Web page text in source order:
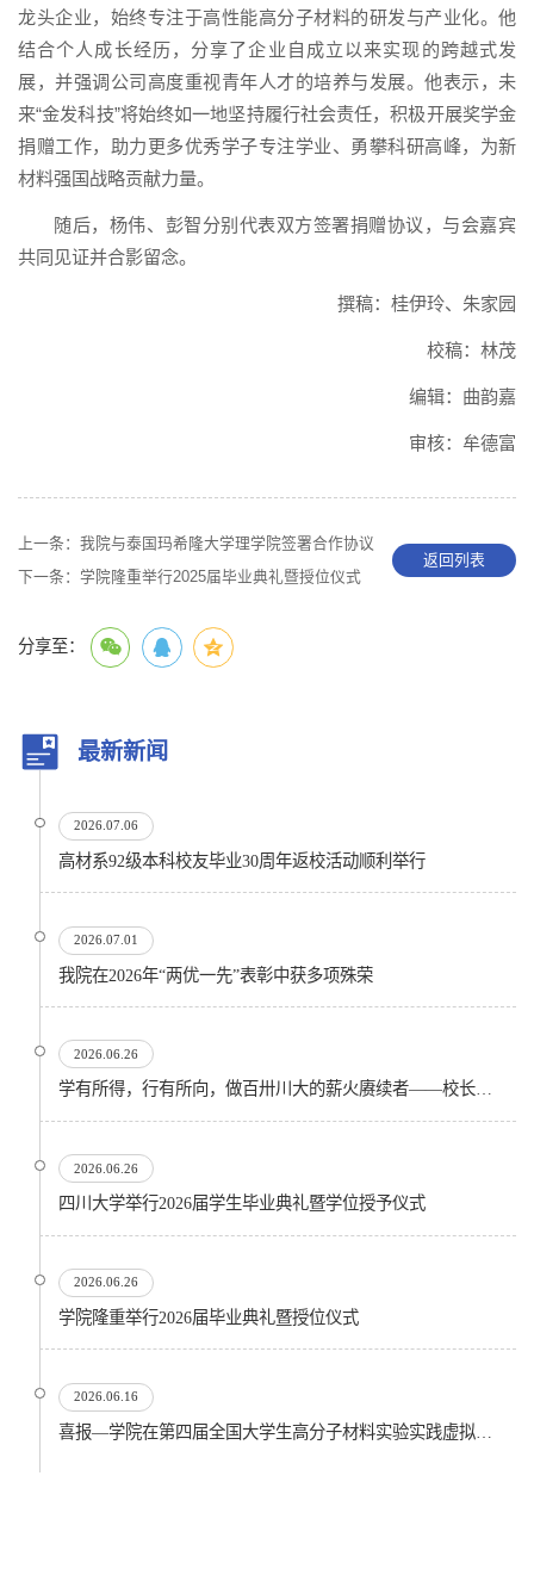
龙头企业，始终专注于高性能高分子材料的研发与产业化。他
结合个人成长经历，分享了企业自成立以来实现的跨越式发
展，并强调公司高度重视青年人才的培养与发展。他表示，未
来“金发科技”将始终如一地坚持履行社会责任，积极开展奖学金
捐赠工作，助力更多优秀学子专注学业、勇攀科研高峰，为新
材料强国战略贡献力量。
随后，杨伟、彭智分别代表双方签署捐赠协议，与会嘉宾
共同见证并合影留念。
撰稿：桂伊玲、朱家园
校稿：林茂
编辑：曲韵嘉
审核：牟德富
上一条： 我院与泰国玛希隆大学理学院签署合作协议
下一条： 学院隆重举行2025届毕业典礼暨授位仪式
返回列表
分享至：
最新新闻
2026.07.06
高材系92级本科校友毕业30周年返校活动顺利举行
2026.07.01
我院在2026年“两优一先”表彰中获多项殊荣
2026.06.26
学有所得，行有所向，做百卅川大的薪火赓续者——校长汪劲松在四川大学2026届学生毕业典礼上的...
2026.06.26
四川大学举行2026届学生毕业典礼暨学位授予仪式
2026.06.26
​学院隆重举行2026届毕业典礼暨授位仪式
2026.06.16